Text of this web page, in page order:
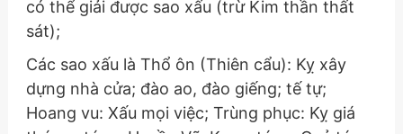
có thể giải được sao xấu (trừ Kim thần thất
sát);
Các sao xấu là Thổ ôn (Thiên cẩu): Kỵ xây
dựng nhà cửa; đào ao, đào giếng; tế tự;
Hoang vu: Xấu mọi việc; Trùng phục: Kỵ giá